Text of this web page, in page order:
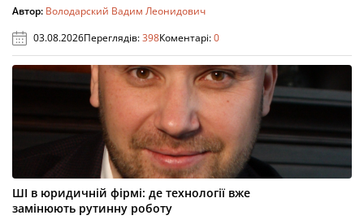
Автор: Володарский Вадим Леонидович
03.08.2026Переглядів:398Коментарі:0
ШІ в юридичній фірмі: де технології вже
замінюють рутинну роботу